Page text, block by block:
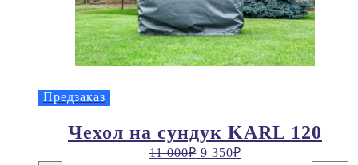
Предзаказ
Чехол на сундук KARL 120
11 000₽ 9 350₽